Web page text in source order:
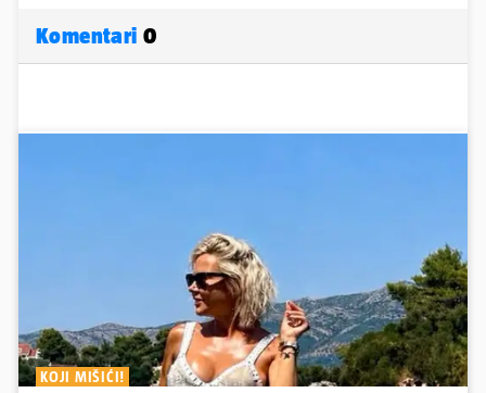
Komentari 0
KOJI MIŠIĆI!